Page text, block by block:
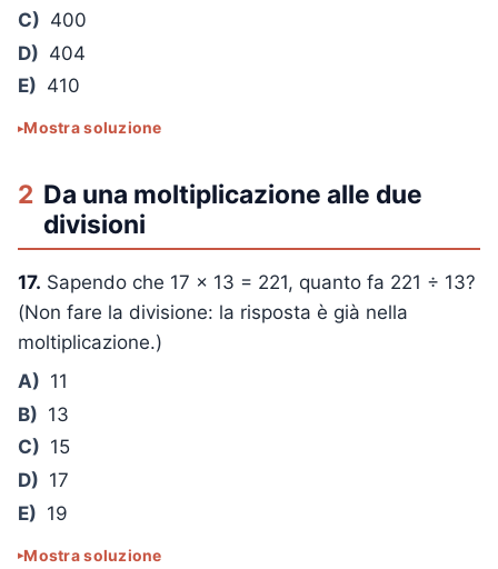
C) 400
D) 404
E) 410
Mostra soluzione
2 Da una moltiplicazione alle due
divisioni
17. Sapendo che 17 × 13 = 221, quanto fa 221 ÷ 13?
(Non fare la divisione: la risposta è già nella
moltiplicazione.)
A) 11
B) 13
C) 15
D) 17
E) 19
Mostra soluzione